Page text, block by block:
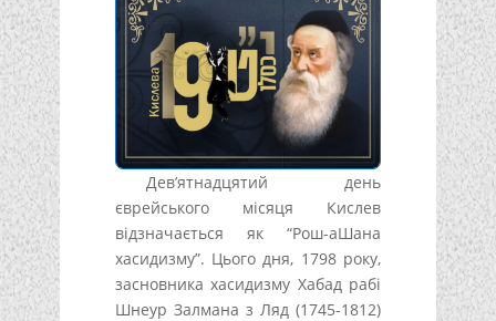
Дев’ятнадцятий день
єврейського місяця Кислев
відзначається як “Рош-аШана
хасидизму”. Цього дня, 1798 року,
засновника хасидизму Хабад рабі
Шнеур Залмана з Ляд (1745-1812)